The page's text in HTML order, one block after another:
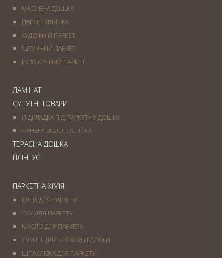
МАСИВНА ДОШКА
ПАРКЕТ ЯЛИНКА
ХУДОЖНІЙ ПАРКЕТ
ШТУЧНИЙ ПАРКЕТ
ЕКЗОТИЧНИЙ ПАРКЕТ
ЛАМІНАТ
СУПУТНІ ТОВАРИ
ПІДКЛАДКА ПІД ПАРКЕТНУ ДОШКУ
ФАНЕРА ВОЛОГОСТІЙКА
ТЕРАСНА ДОШКА
ПЛІНТУС
ПАРКЕТНА ХІМІЯ
КЛЕЙ ДЛЯ ПАРКЕТУ
ЛАК ДЛЯ ПАРКЕТУ
МАСЛО ДЛЯ ПАРКЕТУ
СУМІШІ ДЛЯ СТЯЖКИ ПІДЛОГИ
ШПАКЛІВКА ДЛЯ ПАРКЕТУ